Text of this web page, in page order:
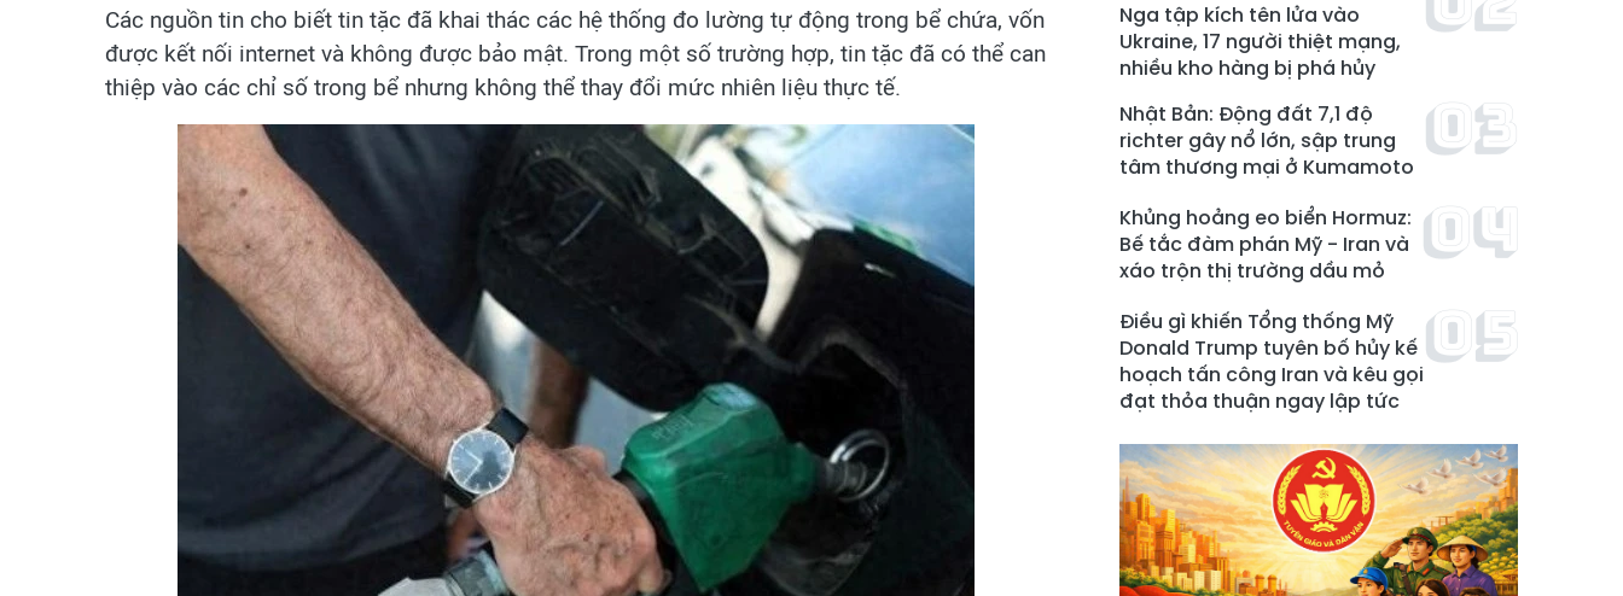
Các nguồn tin cho biết tin tặc đã khai thác các hệ thống đo lường tự động trong bể chứa, vốn
được kết nối internet và không được bảo mật. Trong một số trường hợp, tin tặc đã có thể can
thiệp vào các chỉ số trong bể nhưng không thể thay đổi mức nhiên liệu thực tế.
Nga tập kích tên lửa vào
Ukraine, 17 người thiệt mạng,
nhiều kho hàng bị phá hủy
Nhật Bản: Động đất 7,1 độ
richter gây nổ lớn, sập trung
tâm thương mại ở Kumamoto
Khủng hoảng eo biển Hormuz:
Bế tắc đàm phán Mỹ - Iran và
xáo trộn thị trường dầu mỏ
Điều gì khiến Tổng thống Mỹ
Donald Trump tuyên bố hủy kế
hoạch tấn công Iran và kêu gọi
đạt thỏa thuận ngay lập tức